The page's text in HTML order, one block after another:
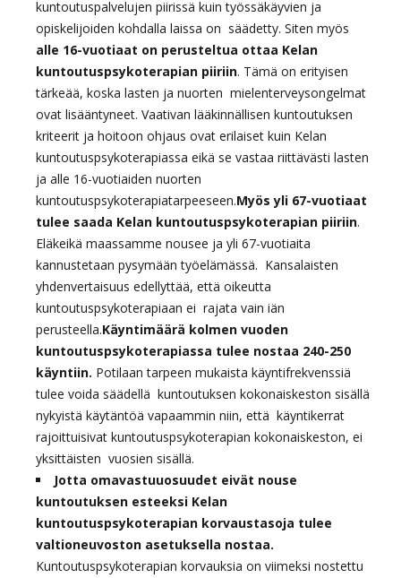
kuntoutuspalvelujen piirissä kuin työssäkäyvien ja
opiskelijoiden kohdalla laissa on säädetty. Siten myös
alle 16-vuotiaat on perusteltua ottaa Kelan
kuntoutuspsykoterapian piiriin. Tämä on erityisen
tärkeää, koska lasten ja nuorten mielenterveysongelmat
ovat lisääntyneet. Vaativan lääkinnällisen kuntoutuksen
kriteerit ja hoitoon ohjaus ovat erilaiset kuin Kelan
kuntoutuspsykoterapiassa eikä se vastaa riittävästi lasten
ja alle 16-vuotiaiden nuorten
kuntoutuspsykoterapiatarpeeseen.Myös yli 67-vuotiaat
tulee saada Kelan kuntoutuspsykoterapian piiriin.
Eläkeikä maassamme nousee ja yli 67-vuotiaita
kannustetaan pysymään työelämässä. Kansalaisten
yhdenvertaisuus edellyttää, että oikeutta
kuntoutuspsykoterapiaan ei rajata vain iän
perusteella.Käyntimäärä kolmen vuoden
kuntoutuspsykoterapiassa tulee nostaa 240-250
käyntiin. Potilaan tarpeen mukaista käyntifrekvenssiä
tulee voida säädellä kuntoutuksen kokonaiskeston sisällä
nykyistä käytäntöä vapaammin niin, että käyntikerrat
rajoittuisivat kuntoutuspsykoterapian kokonaiskeston, ei
yksittäisten vuosien sisällä.
Jotta omavastuuosuudet eivät nouse
kuntoutuksen esteeksi Kelan
kuntoutuspsykoterapian korvaustasoja tulee
valtioneuvoston asetuksella nostaa.
Kuntoutuspsykoterapian korvauksia on viimeksi nostettu